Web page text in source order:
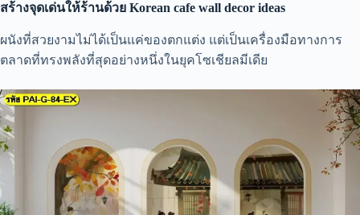
สร้างจุดเด่นให้ร้านด้วย Korean cafe wall decor ideas
ผนังที่สวยงามไม่ได้เป็นแค่ของตกแต่ง แต่เป็นเครื่องมือทางการ
ตลาดที่ทรงพลังที่สุดอย่างหนึ่งในยุคโซเชียลมีเดีย